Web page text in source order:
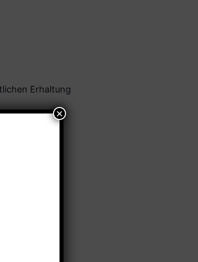
Erhaltung